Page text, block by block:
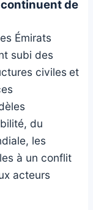
de
Émirats
subi des
civiles et
du
les
à un conflit
acteurs